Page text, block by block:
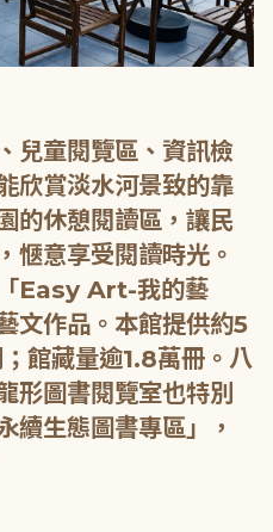
兒童閱覽區、資訊檢
欣賞淡水河景致的靠
的休憩閱讀區，讓民
愜意享受閱讀時光。
Easy Art-我的藝
文作品。本館提供約5
館藏量逾1.8萬冊。八
形圖書閱覽室也特別
續生態圖書專區」，